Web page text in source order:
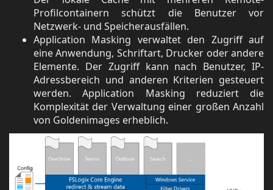
Profilcontainern schützt die Benutzer vor
Netzwerk- und Speicherausfällen.
Application Masking verwaltet den Zugriff auf
eine Anwendung, Schriftart, Drucker oder andere
Elemente. Der Zugriff kann nach Benutzer, IP-
Adressbereich und anderen Kriterien gesteuert
werden. Application Masking reduziert die
Komplexität der Verwaltung einer großen Anzahl
von Goldenimages erheblich.